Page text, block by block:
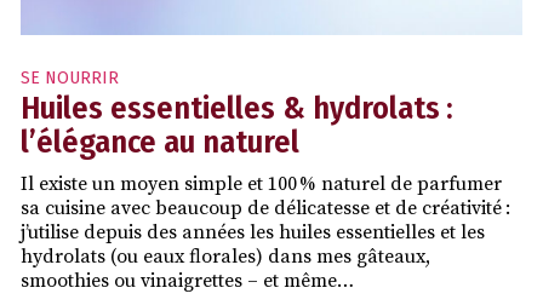
SE NOURRIR
Huiles essentielles & hydrolats :
l’élégance au naturel
Il existe un moyen simple et 100 % naturel de parfumer
sa cuisine avec beaucoup de délicatesse et de créativité :
j’utilise depuis des années les huiles essentielles et les
hydrolats (ou eaux florales) dans mes gâteaux,
smoothies ou vinaigrettes – et même…